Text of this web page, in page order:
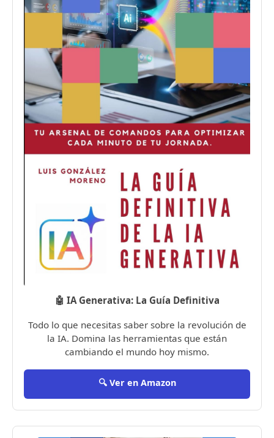
🤖 IA Generativa: La Guía Definitiva
Todo lo que necesitas saber sobre la revolución de
la IA. Domina las herramientas que están
cambiando el mundo hoy mismo.
🔍 Ver en Amazon